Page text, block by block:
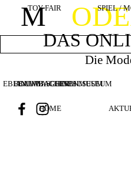
Direkt zum Seiteninhalt
M
TOY FAIR SPIEL /
DAS
Die
BOUWMACHINES
BAUMASCHINENMUSEUM
EBIANUMBAGGERMUSEUM
HOME